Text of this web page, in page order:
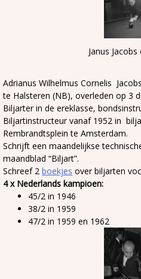
Janus
Adrianus Wilhelmus Cornelis
te Halsteren (NB), overleden op 3
Biljarter in de ereklasse,
Biljartinstructeur vanaf 1952 in
Rembrandtsplein te Amsterdam.
Schrijft een maandelijkse
maandblad “Biljart”.
Schreef 2 boekjes over biljarten
4 x Nederlands kampioen:
45/2 in 1946
38/2 in 1959
47/2 in 1959 en 1962